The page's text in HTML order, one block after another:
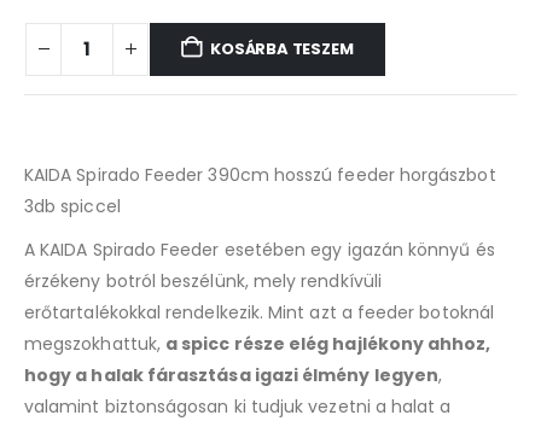
KOSÁRBA TESZEM
KAIDA Spirado Feeder 390cm hosszú feeder horgászbot
3db spiccel
A KAIDA Spirado Feeder esetében egy igazán könnyű és
érzékeny botról beszélünk, mely rendkívüli
erőtartalékokkal rendelkezik. Mint azt a feeder botoknál
megszokhattuk, a spicc része elég hajlékony ahhoz,
hogy a halak fárasztása igazi élmény legyen,
valamint biztonságosan ki tudjuk vezetni a halat a